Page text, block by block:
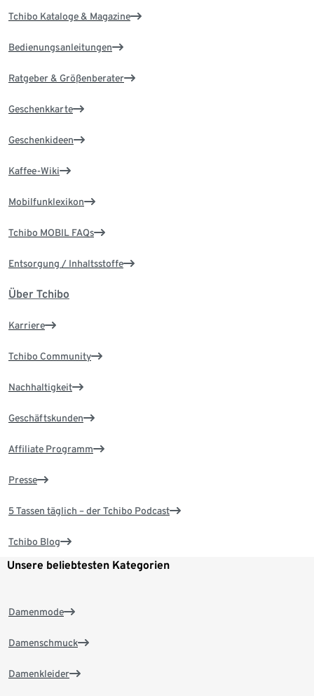
Tchibo Kataloge & Magazine
Bedienungsanleitungen
Ratgeber & Größenberater
Geschenkkarte
Geschenkideen
Kaffee-Wiki
Mobilfunklexikon
Tchibo MOBIL FAQs
Entsorgung / Inhaltsstoffe
Über Tchibo
Karriere
Tchibo Community
Nachhaltigkeit
Geschäftskunden
Affiliate Programm
Presse
5 Tassen täglich – der Tchibo Podcast
Tchibo Blog
Unsere beliebtesten Kategorien
Damenmode
Damenschmuck
Damenkleider